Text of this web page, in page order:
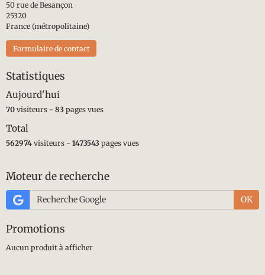
50 rue de Besançon
25320
France (métropolitaine)
Formulaire de contact
Statistiques
Aujourd'hui
70 visiteurs - 83 pages vues
Total
562974 visiteurs - 1473543 pages vues
Moteur de recherche
OK
Promotions
Aucun produit à afficher